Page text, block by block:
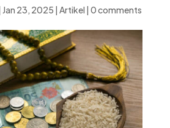
Jan 23, 2025 | Artikel | 0 comments